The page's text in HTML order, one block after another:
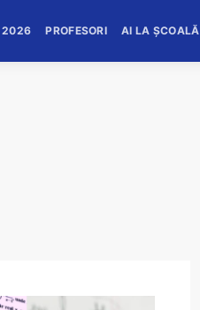
2026 PROFESORI AI LA ȘCOALĂ